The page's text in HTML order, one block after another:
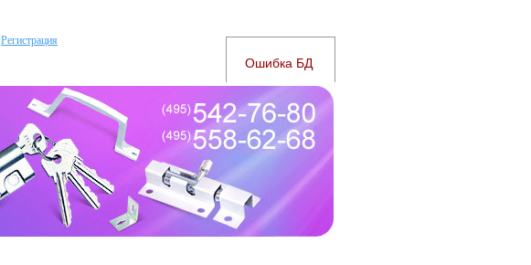
Регистрация